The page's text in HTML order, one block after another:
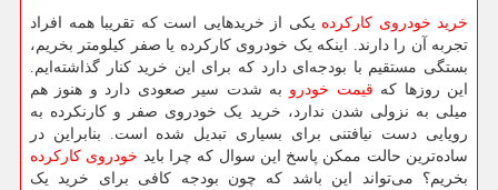
خرید خودروی کارکرده یکی از خریدهایی است که تقریبا همه افراد
تجربه آن را دارند. اینکه یک خودروی کارکرده یا صفر کیلومتر بخریم،
بستگی مستقیم با بودجه‌ای دارد که برای این خرید کنار گذاشته‌ایم.
این روزها که قیمت خودرو به شدت سیر صعودی دارد و هنوز هم
میلی به نزولی شدن ندارد، خرید یک خودروی صفر و کارنکرده به
رویایی دست نیافتنی برای بسیاری تبدیل شده است. بنابراین در
ساده‌ترین حالت ممکن پاسخ این سوال که چرا باید خودروی کارکرده
بخریم؟ می‌تواند این باشد که چون بودجه کافی برای خرید یک